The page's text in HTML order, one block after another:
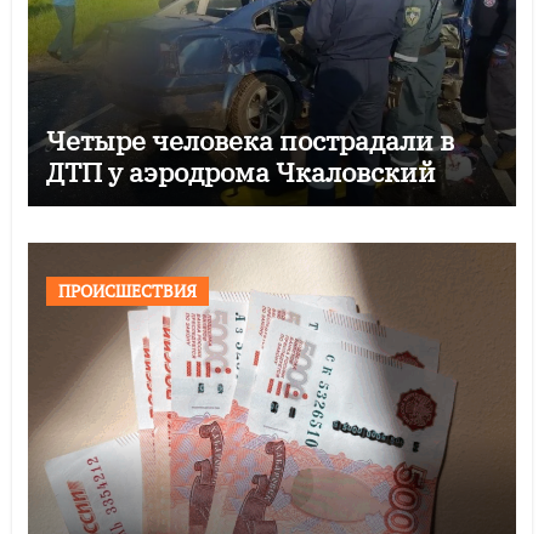
Четыре человека пострадали в
ДТП у аэродрома Чкаловский
ПРОИСШЕСТВИЯ